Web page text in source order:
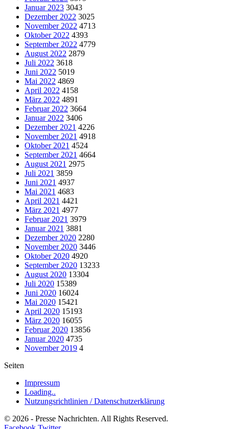
Januar 2023 3043
Dezember 2022 3025
November 2022 4713
Oktober 2022 4393
September 2022 4779
August 2022 2879
Juli 2022 3618
Juni 2022 5019
Mai 2022 4869
April 2022 4158
März 2022 4891
Februar 2022 3664
Januar 2022 3406
Dezember 2021 4226
November 2021 4918
Oktober 2021 4524
September 2021 4664
August 2021 2975
Juli 2021 3859
Juni 2021 4937
Mai 2021 4683
April 2021 4421
März 2021 4977
Februar 2021 3979
Januar 2021 3881
Dezember 2020 2280
November 2020 3446
Oktober 2020 4920
September 2020 13233
August 2020 13304
Juli 2020 15389
Juni 2020 16024
Mai 2020 15421
April 2020 15193
März 2020 16055
Februar 2020 13856
Januar 2020 4735
November 2019 4
Seiten
Impressum
Loading..
Nutzungsrichtlinien / Datenschutzerklärung
© 2026 - Presse Nachrichten. All Rights Reserved.